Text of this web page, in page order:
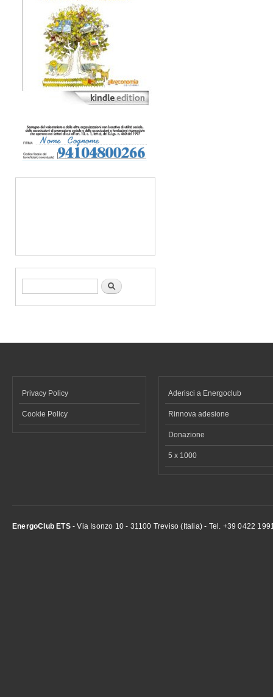
Form di ricerca Cerca
Privacy Policy
Cookie Policy
Aderisci a Energoclub
Rinnova adesione
Donazione
5 x 1000
EnergoClub ETS- Via Isonzo 10 - 31100 Treviso (Italia) - Tel. +39 0422